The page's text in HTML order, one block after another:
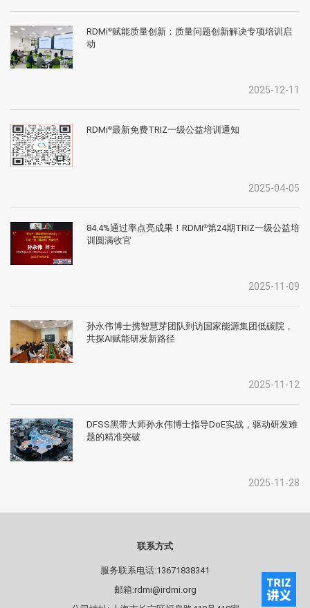
RDMi®赋能质量创新：质量问题创新解决专项培训启
动
2025-12-11
RDMi®最新免费TRIZ一级公益培训通知
2025-04-05
84.4%通过率点亮成果！RDMi®第24期TRIZ一级公益培
训圆满收官
2025-11-09
孙永伟博士携智慧芽团队到访国家能源集团低碳院，
共探AI赋能研发新路径
2025-11-12
DFSS黑带大师孙永伟博士指导DoE实战，驱动研发难
题的精准突破
2025-11-28
联系方式
服务联系电话:13671838341
邮箱:rdmi@irdmi.org